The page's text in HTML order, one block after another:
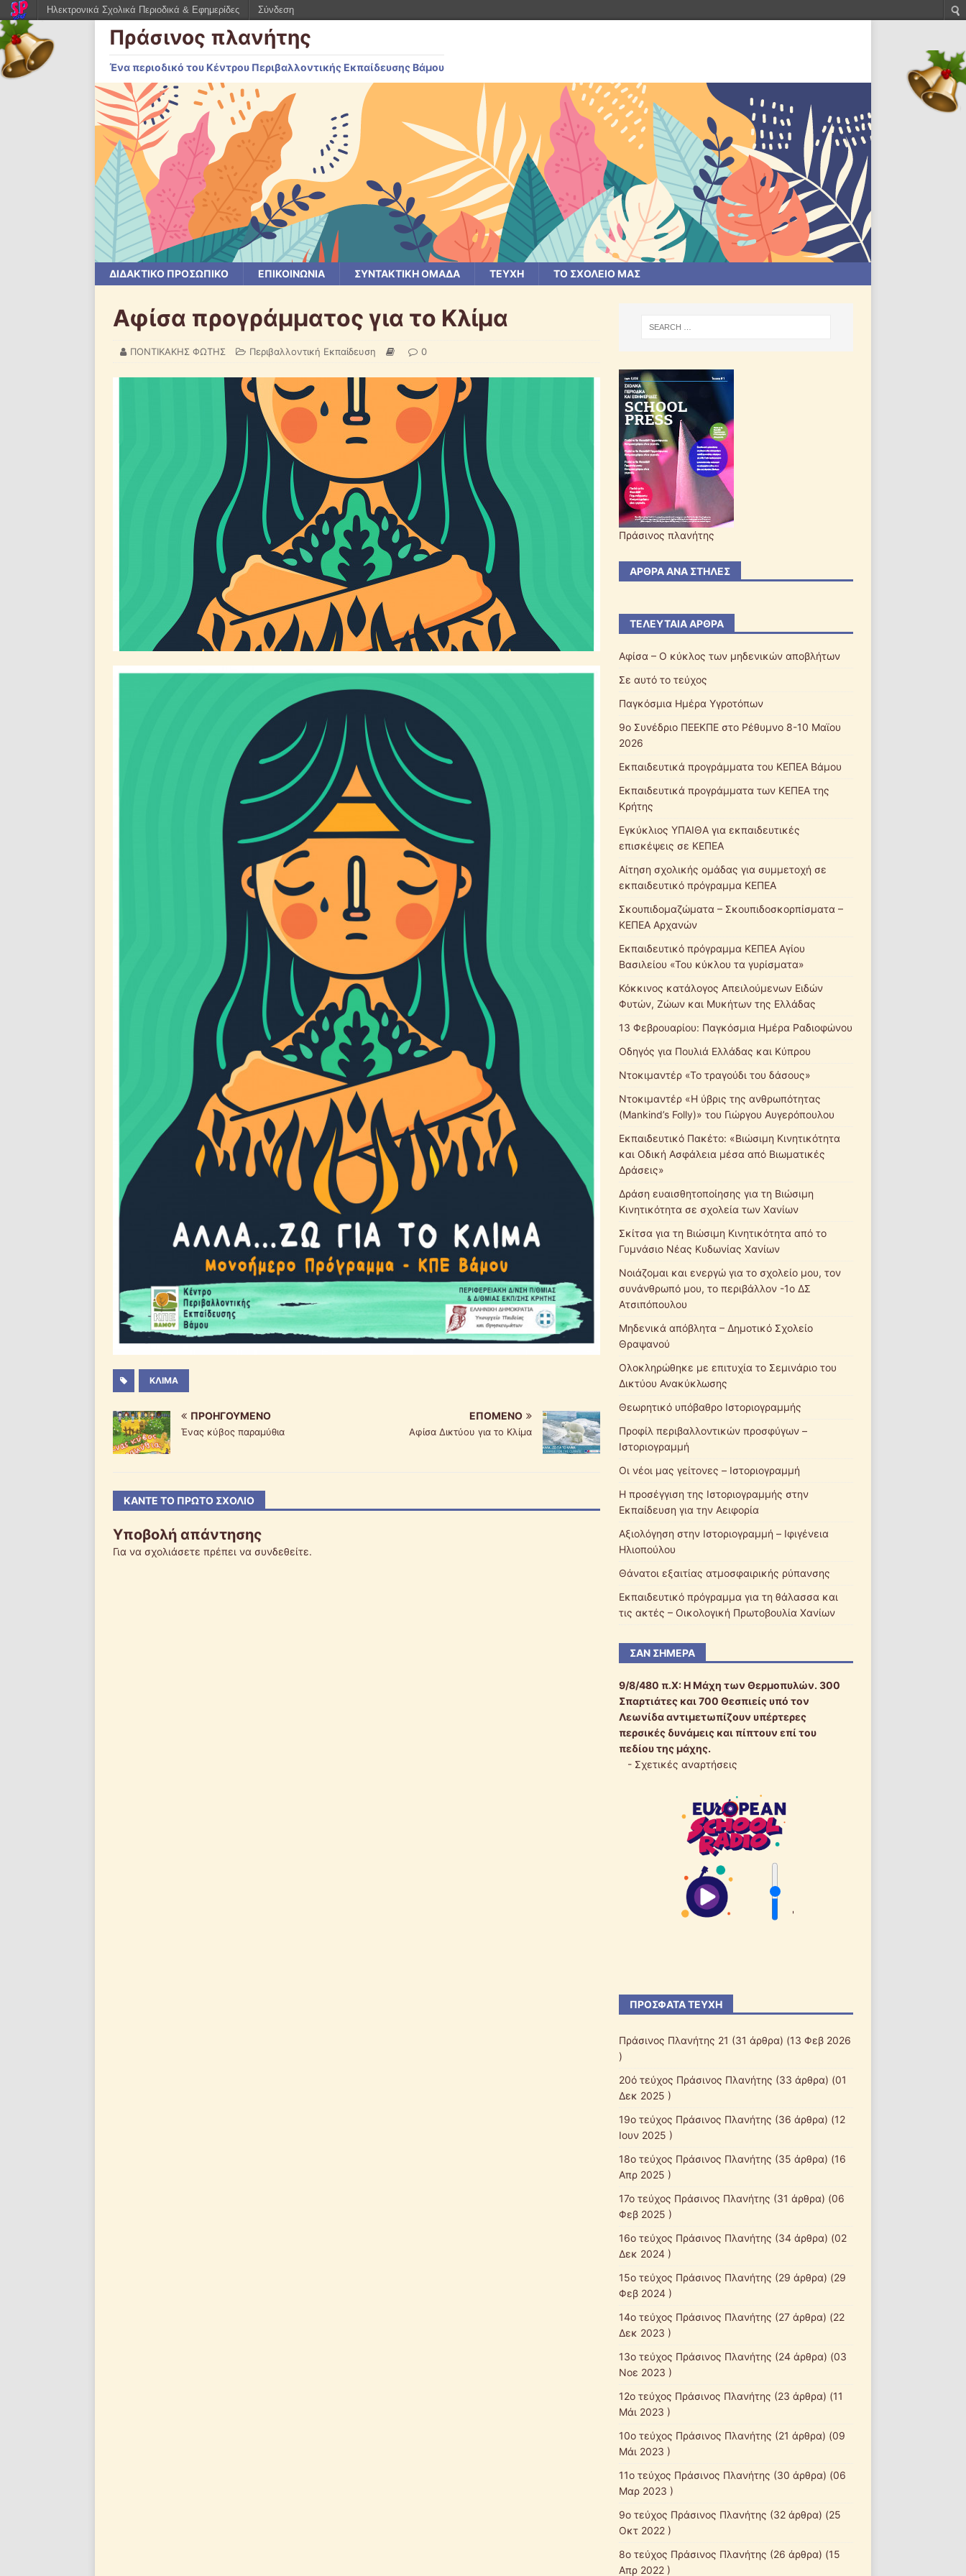
Πράσινος πλανήτης
Ένα περιοδικό του Κέντρου Περιβαλλοντικής Εκπαίδευσης Βάμου
ΔΙΔΑΚΤΙΚΟ ΠΡΟΣΩΠΙΚΟ ΕΠΙΚΟΙΝΩΝΙΑ ΣΥΝΤΑΚΤΙΚΗ ΟΜΑΔΑ ΤΕΥΧΗ ΤΟ ΣΧΟΛΕΙΟ ΜΑΣ
Αφίσα προγράμματος για το Κλίμα
ΠΟΝΤΙΚΑΚΗΣ ΦΩΤΗΣ Περιβαλλοντική Εκπαίδευση 0
ΚΛΊΜΑ
ΠΡΟΗΓΟΎΜΕΝΟ
Ένας κύβος παραμύθια
ΕΠΌΜΕΝΟ
Αφίσα Δικτύου για το Κλίμα
ΚΆΝΤΕ ΤΟ ΠΡΏΤΟ ΣΧΌΛΙΟ
Υποβολή απάντησης
Για να σχολιάσετε πρέπει να συνδεθείτε.
Πράσινος πλανήτης
ΆΡΘΡΑ ΑΝΆ ΣΤΉΛΕΣ
ΤΕΛΕΥΤΑΊΑ ΆΡΘΡΑ
Αφίσα – Ο κύκλος των μηδενικών αποβλήτων
Σε αυτό το τεύχος
Παγκόσμια Ημέρα Υγροτόπων
9ο Συνέδριο ΠΕΕΚΠΕ στο Ρέθυμνο 8-10 Μαϊου
2026
Εκπαιδευτικά προγράμματα του ΚΕΠΕΑ Βάμου
Εκπαιδευτικά προγράμματα των ΚΕΠΕΑ της
Κρήτης
Εγκύκλιος ΥΠΑΙΘΑ για εκπαιδευτικές
επισκέψεις σε ΚΕΠΕΑ
Αίτηση σχολικής ομάδας για συμμετοχή σε
εκπαιδευτικό πρόγραμμα ΚΕΠΕΑ
Σκουπιδομαζώματα – Σκουπιδοσκορπίσματα –
ΚΕΠΕΑ Αρχανών
Εκπαιδευτικό πρόγραμμα ΚΕΠΕΑ Αγίου
Βασιλείου «Του κύκλου τα γυρίσματα»
Κόκκινος κατάλογος Απειλούμενων Ειδών
Φυτών, Ζώων και Μυκήτων της Ελλάδας
13 Φεβρουαρίου: Παγκόσμια Ημέρα Ραδιοφώνου
Οδηγός για Πουλιά Ελλάδας και Κύπρου
Ντοκιμαντέρ «Το τραγούδι του δάσους»
Ντοκιμαντέρ «Η ύβρις της ανθρωπότητας
(Mankind’s Folly)» του Γιώργου Αυγερόπουλου
Εκπαιδευτικό Πακέτο: «Βιώσιμη Κινητικότητα
και Οδική Ασφάλεια μέσα από Βιωματικές
Δράσεις»
Δράση ευαισθητοποίησης για τη Βιώσιμη
Κινητικότητα σε σχολεία των Χανίων
Σκίτσα για τη Βιώσιμη Κινητικότητα από το
Γυμνάσιο Νέας Κυδωνίας Χανίων
Νοιάζομαι και ενεργώ για το σχολείο μου, τον
συνάνθρωπό μου, το περιβάλλον -1ο ΔΣ
Ατσιπόπουλου
Μηδενικά απόβλητα – Δημοτικό Σχολείο
Θραψανού
Ολοκληρώθηκε με επιτυχία το Σεμινάριο του
Δικτύου Ανακύκλωσης
Θεωρητικό υπόβαθρο Ιστοριογραμμής
Προφίλ περιβαλλοντικών προσφύγων –
Ιστοριογραμμή
Οι νέοι μας γείτονες – Ιστοριογραμμή
Η προσέγγιση της Ιστοριογραμμής στην
Εκπαίδευση για την Αειφορία
Αξιολόγηση στην Ιστοριογραμμή – Ιφιγένεια
Ηλιοπούλου
Θάνατοι εξαιτίας ατμοσφαιρικής ρύπανσης
Εκπαιδευτικό πρόγραμμα για τη θάλασσα και
τις ακτές – Οικολογική Πρωτοβουλία Χανίων
ΣΑΝ ΣΉΜΕΡΑ
9/8/480 π.Χ:Η Μάχη των Θερμοπυλών. 300
Σπαρτιάτες και 700 Θεσπιείς υπό τον
Λεωνίδα αντιμετωπίζουν υπέρτερες
περσικές δυνάμεις και πίπτουν επί του
πεδίου της μάχης.
- Σχετικές αναρτήσεις
'
ΠΡΌΣΦΑΤΑ ΤΕΎΧΗ
Πράσινος Πλανήτης 21 (31 άρθρα) (13 Φεβ 2026
)
20ό τεύχος Πράσινος Πλανήτης (33 άρθρα) (01
Δεκ 2025 )
19ο τεύχος Πράσινος Πλανήτης (36 άρθρα) (12
Ιουν 2025 )
18ο τεύχος Πράσινος Πλανήτης (35 άρθρα) (16
Απρ 2025 )
17ο τεύχος Πράσινος Πλανήτης (31 άρθρα) (06
Φεβ 2025 )
16ο τεύχος Πράσινος Πλανήτης (34 άρθρα) (02
Δεκ 2024 )
15ο τεύχος Πράσινος Πλανήτης (29 άρθρα) (29
Φεβ 2024 )
14ο τεύχος Πράσινος Πλανήτης (27 άρθρα) (22
Δεκ 2023 )
13ο τεύχος Πράσινος Πλανήτης (24 άρθρα) (03
Νοε 2023 )
12ο τεύχος Πράσινος Πλανήτης (23 άρθρα) (11
Μάι 2023 )
10ο τεύχος Πράσινος Πλανήτης (21 άρθρα) (09
Μάι 2023 )
11ο τεύχος Πράσινος Πλανήτης (30 άρθρα) (06
Μαρ 2023 )
9ο τεύχος Πράσινος Πλανήτης (32 άρθρα) (25
Οκτ 2022 )
8ο τεύχος Πράσινος Πλανήτης (26 άρθρα) (15
Απρ 2022 )
Ηλεκτρονικά Σχολικά Περιοδικά & Εφημερίδες Σύνδεση